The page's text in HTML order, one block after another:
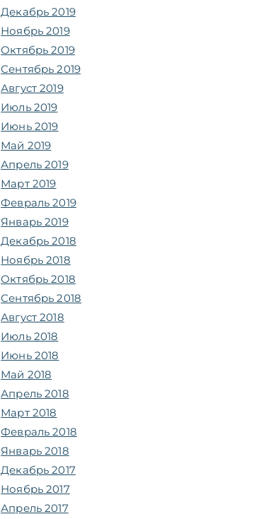
Декабрь 2019
Ноябрь 2019
Октябрь 2019
Сентябрь 2019
Август 2019
Июль 2019
Июнь 2019
Май 2019
Апрель 2019
Март 2019
Февраль 2019
Январь 2019
Декабрь 2018
Ноябрь 2018
Октябрь 2018
Сентябрь 2018
Август 2018
Июль 2018
Июнь 2018
Май 2018
Апрель 2018
Март 2018
Февраль 2018
Январь 2018
Декабрь 2017
Ноябрь 2017
Апрель 2017